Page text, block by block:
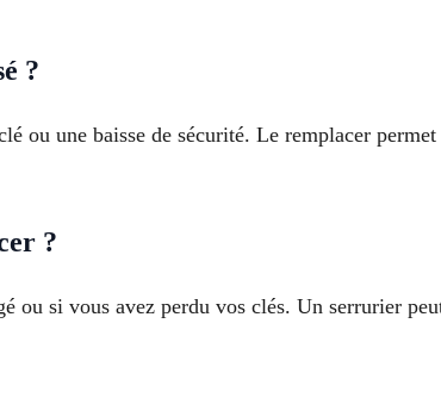
?
ou une baisse de sécurité. Le remplacer
?
ou si vous avez perdu vos clés. Un serrurier